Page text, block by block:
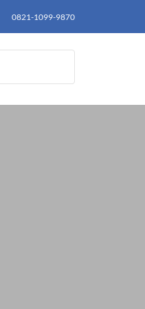
0821-1099-9870